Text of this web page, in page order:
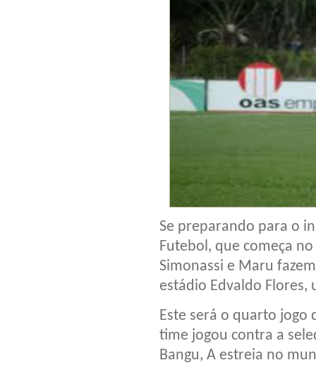
Se preparando para o
Futebol, que começa
Simonassi e Maru
estádio Edvaldo
Este será o quarto jogo
time jogou contra a
Bangu, A estreia no